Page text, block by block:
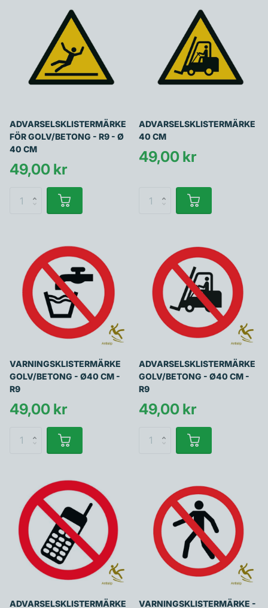
ADVARSELSKLISTERMÄRKE
FÖR GOLV/BETONG - R9 - Ø
40 CM
49,00 kr
ADVARSELSKLISTERMÄRKE
40 CM
49,00 kr
VARNINGSKLISTERMÄRKE
GOLV/BETONG - Ø40 CM -
R9
49,00 kr
ADVARSELSKLISTERMÄRKE
GOLV/BETONG - Ø40 CM -
R9
49,00 kr
ADVARSELSKLISTERMÄRKE
VARNINGSKLISTERMÄRKE -